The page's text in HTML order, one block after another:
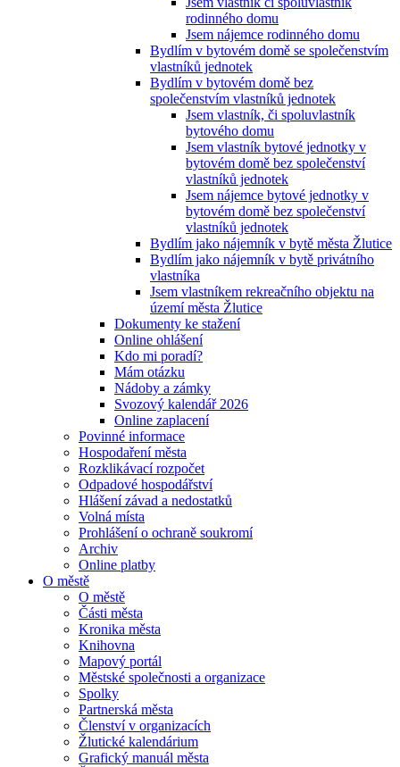
rodinného domu
Jsem nájemce rodinného domu
Bydlím v bytovém domě se společenstvím
vlastníků jednotek
Bydlím v bytovém domě bez
společenstvím vlastníků jednotek
Jsem vlastník, či spoluvlastník
bytového domu
Jsem vlastník bytové jednotky v
bytovém domě bez společenství
vlastníků jednotek
Jsem nájemce bytové jednotky v
bytovém domě bez společenství
vlastníků jednotek
Bydlím jako nájemník v bytě města Žlutice
Bydlím jako nájemník v bytě privátního
vlastníka
Jsem vlastníkem rekreačního objektu na
území města Žlutice
Dokumenty ke stažení
Online ohlášení
Kdo mi poradí?
Mám otázku
Nádoby a zámky
Svozový kalendář 2026
Online zaplacení
Povinné informace
Hospodaření města
Rozklikávací rozpočet
Odpadové hospodářství
Hlášení závad a nedostatků
Volná místa
Prohlášení o ochraně soukromí
Archiv
Online platby
O městě
O městě
Části města
Kronika města
Knihovna
Mapový portál
Městské společnosti a organizace
Spolky
Partnerská města
Členství v organizacích
Žlutické kalendárium
Grafický manuál města